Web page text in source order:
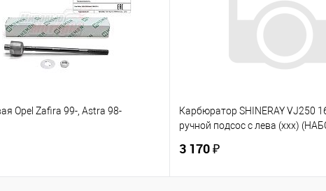
Opel Zafira 99-, Astra 98-
Карбюратор SHINERAY VJ250
ручной подсос с лева (ххх)
3 170 ₽